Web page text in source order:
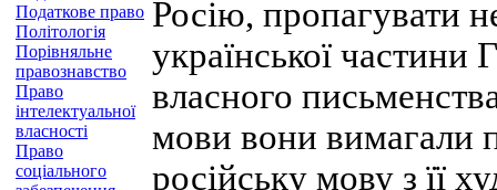
Податкове право
Політологія
Порівняльне
правознавство
Право
інтелектуальної
власності
Право
соціального
Росію, пропагувати
української частини
власного
мови вони вимагали
російську мову з її